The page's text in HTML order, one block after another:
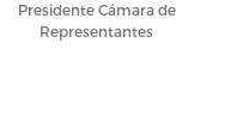
Presidente Cámara de
Representantes